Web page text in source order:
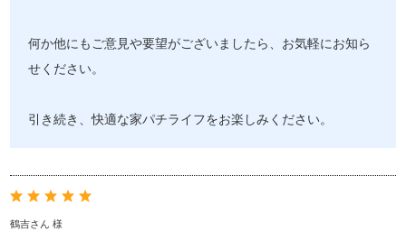
何か他にもご意見や要望がございましたら、お気軽にお知ら
せください。
引き続き、快適な家パチライフをお楽しみください。
鶴吉さん 様